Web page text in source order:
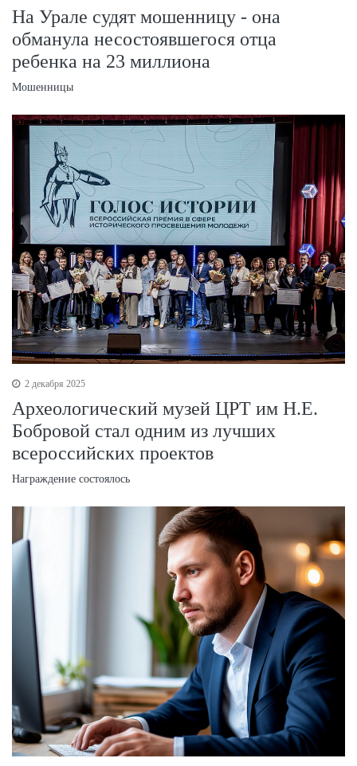
На Урале судят мошенницу - она
обманула несостоявшегося отца
ребенка на 23 миллиона
Мошенницы
2 декабря 2025
Археологический музей ЦРТ им Н.Е.
Бобровой стал одним из лучших
всероссийских проектов
Награждение состоялось